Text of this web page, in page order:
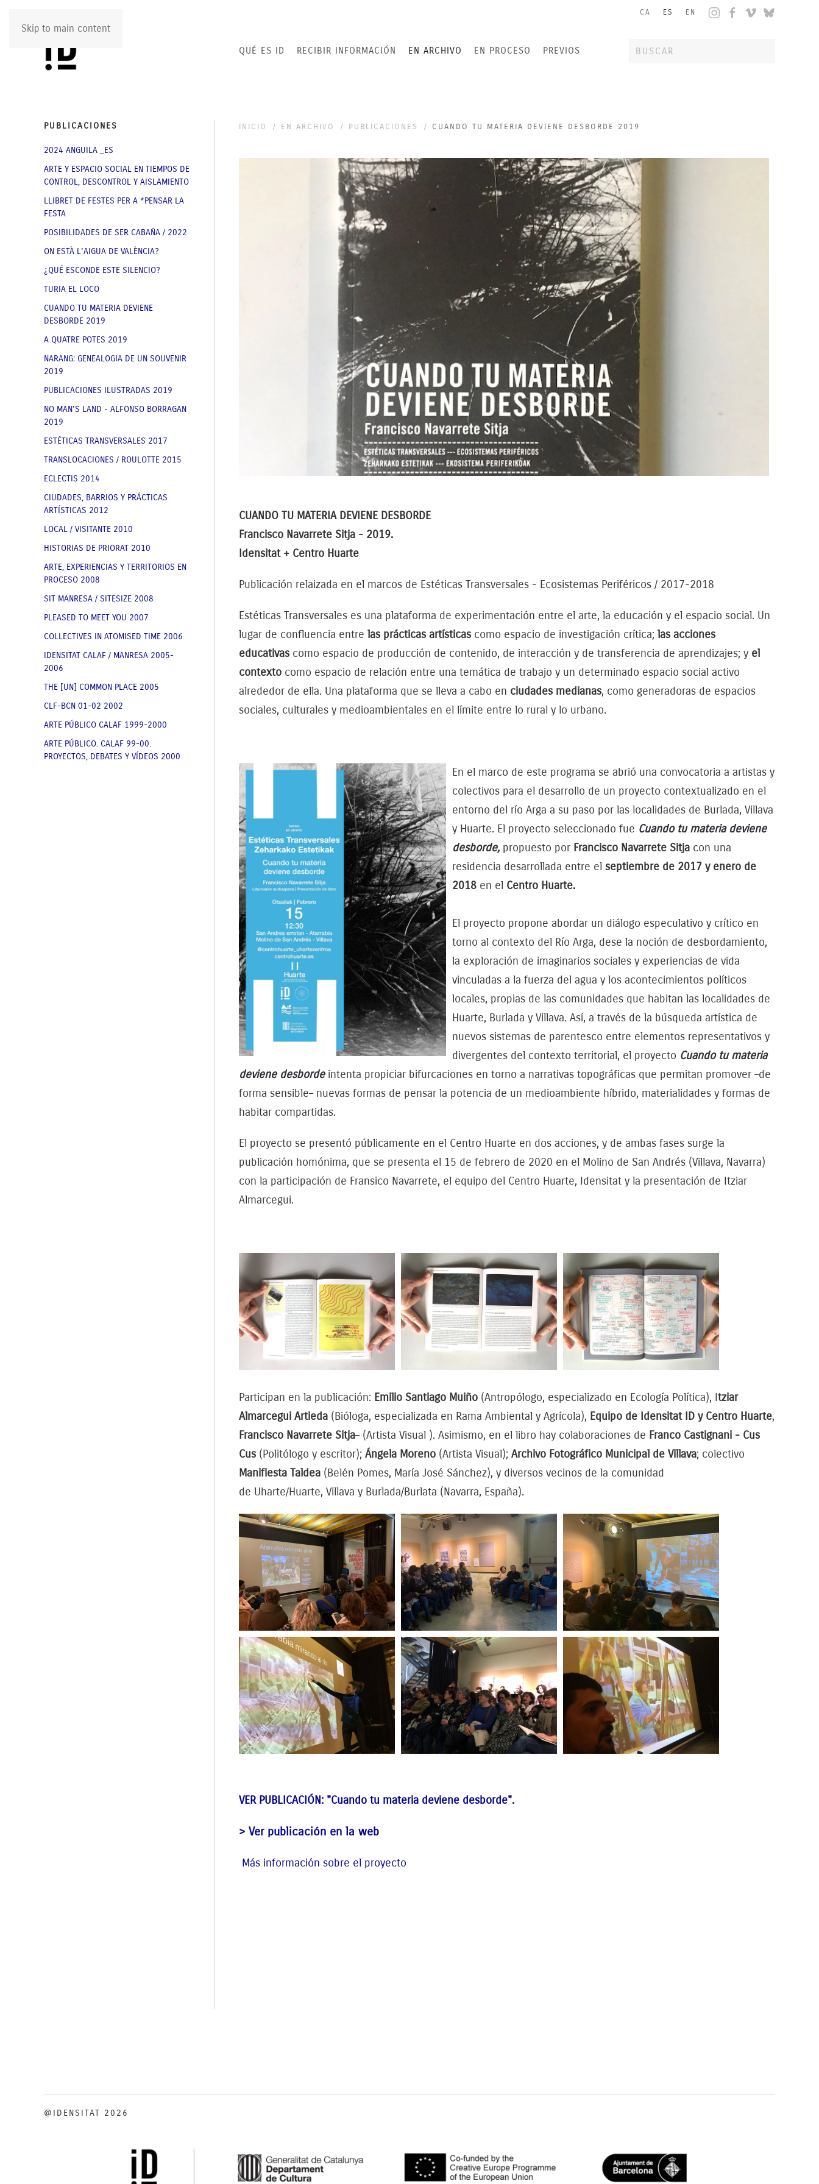
Skip to main content
CA ES EN
QUÉ ES ID RECIBIR INFORMACIÓN EN ARCHIVO EN PROCESO PREVIOS
INICIO EN ARCHIVO PUBLICACIONES CUANDO TU MATERIA DEVIENE DESBORDE 2019
CUANDO TU MATERIA DEVIENE DESBORDE
Francisco Navarrete Sitja - 2019.
Idensitat + Centro Huarte
Publicación relaizada en el marcos de Estéticas Transversales - Ecosistemas Periféricos / 2017-2018
Estéticas Transversales es una plataforma de experimentación entre el arte, la educación y el espacio social. Un
lugar de confluencia entre las prácticas artísticas como espacio de investigación crítica; las acciones
educativas como espacio de producción de contenido, de interacción y de transferencia de aprendizajes; y el
contexto como espacio de relación entre una temática de trabajo y un determinado espacio social activo
alrededor de ella. Una plataforma que se lleva a cabo en ciudades medianas, como generadoras de espacios
sociales, culturales y medioambientales en el límite entre lo rural y lo urbano.
En el marco de este programa se abrió una convocatoria a artistas y
colectivos para el desarrollo de un proyecto contextualizado en el
entorno del río Arga a su paso por las localidades de Burlada, Villava
y Huarte. El proyecto seleccionado fue Cuando tu materia deviene
desborde, propuesto por Francisco Navarrete Sitja con una
residencia desarrollada entre el septiembre de 2017 y enero de
2018 en el Centro Huarte.
El proyecto propone abordar un diálogo especulativo y crítico en
torno al contexto del Río Arga, dese la noción de desbordamiento,
la exploración de imaginarios sociales y experiencias de vida
vinculadas a la fuerza del agua y los acontecimientos políticos
locales, propias de las comunidades que habitan las localidades de
Huarte, Burlada y Villava. Así, a través de la búsqueda artística de
nuevos sistemas de parentesco entre elementos representativos y
divergentes del contexto territorial, el proyecto Cuando tu materia
deviene desbordeintenta propiciar bifurcaciones en torno a narrativas topográficas que permitan promover –de
forma sensible– nuevas formas de pensar la potencia de un medioambiente híbrido, materialidades y formas de
habitar compartidas.
El proyecto se presentó públicamente en el Centro Huarte en dos acciones, y de ambas fases surge la
publicación homónima, que se presenta el 15 de febrero de 2020 en el Molino de San Andrés (Villava, Navarra)
con la participación de Fransico Navarrete, el equipo del Centro Huarte, Idensitat y la presentación de Itziar
Almarcegui.
Participan en la publicación: Emilio Santiago Muiño (Antropólogo, especializado en Ecología Política), Itziar
Almarcegui Artieda (Bióloga, especializada en Rama Ambiental y Agrícola), Equipo de Idensitat ID y Centro Huarte,
Francisco Navarrete Sitja– (Artista Visual ). Asimismo, en el libro hay colaboraciones de Franco Castignani - Cus
Cus (Politólogo y escritor); Ángela Moreno (Artista Visual); Archivo Fotográfico Municipal de Villava; colectivo
Manifiesta Taldea (Belén Pomes, María José Sánchez), y diversos vecinos de la comunidad
de Uharte/Huarte, Villava y Burlada/Burlata (Navarra, España).
VER PUBLICACIÓN: "Cuando tu materia deviene desborde".
> Ver publicación en la web
Más información sobre el proyecto
PUBLICACIONES
2024 ANGUILA _ES
ARTE Y ESPACIO SOCIAL EN TIEMPOS DE
CONTROL, DESCONTROL Y AISLAMIENTO
LLIBRET DE FESTES PER A *PENSAR LA
FESTA
POSIBILIDADES DE SER CABAÑA / 2022
ON ESTÀ L'AIGUA DE VALÈNCIA?
¿QUÉ ESCONDE ESTE SILENCIO?
TURIA EL LOCO
CUANDO TU MATERIA DEVIENE
DESBORDE 2019
A QUATRE POTES 2019
NARANG: GENEALOGIA DE UN SOUVENIR
2019
PUBLICACIONES ILUSTRADAS 2019
NO MAN'S LAND - ALFONSO BORRAGAN
2019
ESTÉTICAS TRANSVERSALES 2017
TRANSLOCACIONES / ROULOTTE 2015
ECLECTIS 2014
CIUDADES, BARRIOS Y PRÁCTICAS
ARTÍSTICAS 2012
LOCAL / VISITANTE 2010
HISTORIAS DE PRIORAT 2010
ARTE, EXPERIENCIAS Y TERRITORIOS EN
PROCESO 2008
SIT MANRESA / SITESIZE 2008
PLEASED TO MEET YOU 2007
COLLECTIVES IN ATOMISED TIME 2006
IDENSITAT CALAF / MANRESA 2005-
2006
THE [UN] COMMON PLACE 2005
CLF-BCN 01-02 2002
ARTE PÚBLICO CALAF 1999-2000
ARTE PÚBLICO. CALAF 99-00.
PROYECTOS, DEBATES Y VÍDEOS 2000
@IDENSITAT 2026